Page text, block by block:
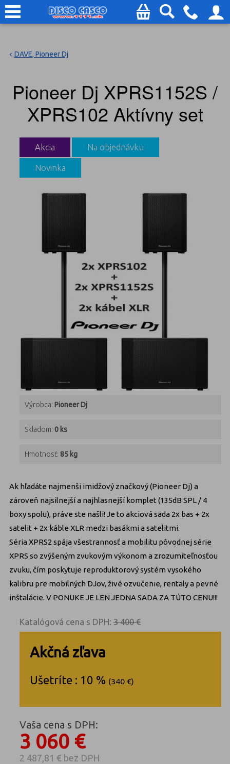
DAVE, Pioneer Dj
Pioneer Dj XPRS1152S /
XPRS102 Aktívny set
Akcia Na objednávku
Novinka
Výrobca: Pioneer Dj
Skladom: 0 ks
Hmotnosť: 85 kg
Ak hľadáte najmenši imidžový značkový (Pioneer Dj) a
zároveň najsilnejší a najhlasnejší komplet (135dB SPL / 4
boxy spolu), práve ste našli! Je to akciová sada 2x bas + 2x
satelit + 2x káble XLR medzi basákmi a satelitmi.
Séria XPRS2 spája všestrannosť a mobilitu pôvodnej série
XPRS so zvýšeným zvukovým výkonom a zrozumiteľnosťou
zvuku, čím poskytuje reproduktorový systém vysokého
kalibru pre mobilných DJov, živé ozvučenie, rentaly a pevné
inštalácie. V PONUKE JE LEN JEDNA SADA ZA TÚTO CENU!!!
Katalógová cena s DPH:3 400 €
Akčná zľava
Ušetríte : 10 % (340 €)
Vaša cena s DPH:
3 060 €
2 487,81 €bez DPH